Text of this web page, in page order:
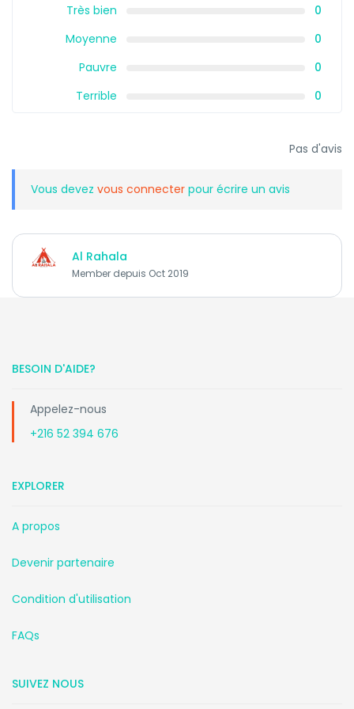
Très bien
0
Moyenne
0
Pauvre
0
Terrible
0
Pas d'avis
Vous devez vous connecter pour écrire un avis
Al Rahala
Member depuis Oct 2019
BESOIN D'AIDE?
Appelez-nous
+216 52 394 676
EXPLORER
A propos
Devenir partenaire
Condition d'utilisation
FAQs
SUIVEZ NOUS